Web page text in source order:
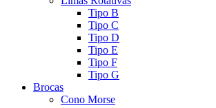
Tipo B
Tipo C
Tipo D
Tipo E
Tipo F
Tipo G
Brocas
Cono Morse